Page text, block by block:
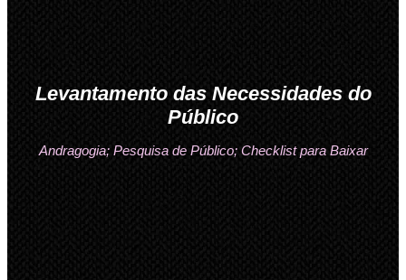
Levantamento das Necessidades do
Público
Andragogia; Pesquisa de Público; Checklist para Baixar